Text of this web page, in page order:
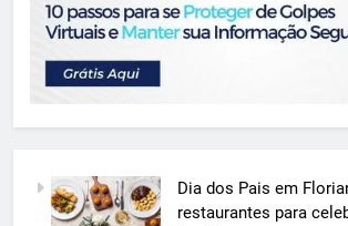
Dia dos Pais em
restaurantes para